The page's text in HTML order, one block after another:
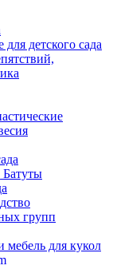
детского сада
Батуты
групп
для кукол